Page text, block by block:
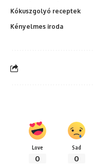
Kókuszgolyó receptek
Kényelmes iroda
Love
0
Sad
0